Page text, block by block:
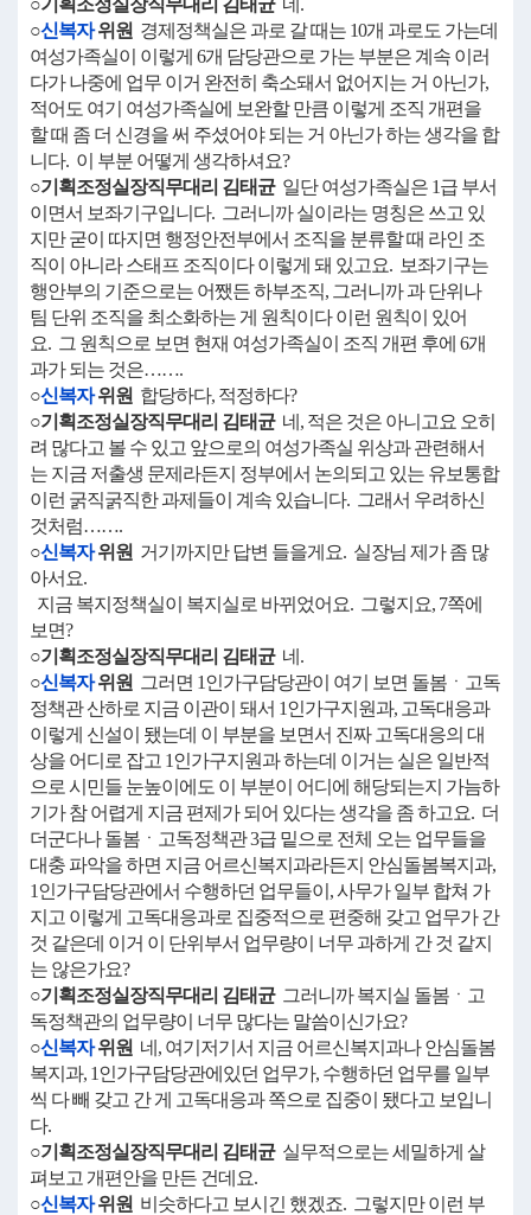
○기획조정실장직무대리 김태균네.
○신복자위원 경제정책실은 과로 갈 때는 10개 과로도 가는데
여성가족실이 이렇게 6개 담당관으로 가는 부분은 계속 이러
다가 나중에 업무 이거 완전히 축소돼서 없어지는 거 아닌가,
적어도 여기 여성가족실에 보완할 만큼 이렇게 조직 개편을
할 때 좀 더 신경을 써 주셨어야 되는 거 아닌가 하는 생각을 합
니다. 이 부분 어떻게 생각하셔요?
○기획조정실장직무대리 김태균일단 여성가족실은 1급 부서
이면서 보좌기구입니다. 그러니까 실이라는 명칭은 쓰고 있
지만 굳이 따지면 행정안전부에서 조직을 분류할 때 라인 조
직이 아니라 스태프 조직이다 이렇게 돼 있고요. 보좌기구는
행안부의 기준으로는 어쨌든 하부조직, 그러니까 과 단위나
팀 단위 조직을 최소화하는 게 원칙이다 이런 원칙이 있어
요. 그 원칙으로 보면 현재 여성가족실이 조직 개편 후에 6개
과가 되는 것은…….
○신복자위원 합당하다, 적정하다?
○기획조정실장직무대리 김태균네, 적은 것은 아니고요 오히
려 많다고 볼 수 있고 앞으로의 여성가족실 위상과 관련해서
는 지금 저출생 문제라든지 정부에서 논의되고 있는 유보통합
이런 굵직굵직한 과제들이 계속 있습니다. 그래서 우려하신
것처럼…….
○신복자위원 거기까지만 답변 들을게요. 실장님 제가 좀 많
아서요.
지금 복지정책실이 복지실로 바뀌었어요. 그렇지요, 7쪽에
보면?
○기획조정실장직무대리 김태균네.
○신복자위원 그러면 1인가구담당관이 여기 보면 돌봄ㆍ고독
정책관 산하로 지금 이관이 돼서 1인가구지원과, 고독대응과
이렇게 신설이 됐는데 이 부분을 보면서 진짜 고독대응의 대
상을 어디로 잡고 1인가구지원과 하는데 이거는 실은 일반적
으로 시민들 눈높이에도 이 부분이 어디에 해당되는지 가늠하
기가 참 어렵게 지금 편제가 되어 있다는 생각을 좀 하고요. 더
더군다나 돌봄ㆍ고독정책관 3급 밑으로 전체 오는 업무들을
대충 파악을 하면 지금 어르신복지과라든지 안심돌봄복지과,
1인가구담당관에서 수행하던 업무들이, 사무가 일부 합쳐 가
지고 이렇게 고독대응과로 집중적으로 편중해 갖고 업무가 간
것 같은데 이거 이 단위부서 업무량이 너무 과하게 간 것 같지
는 않은가요?
○기획조정실장직무대리 김태균그러니까 복지실 돌봄ㆍ고
독정책관의 업무량이 너무 많다는 말씀이신가요?
○신복자위원 네, 여기저기서 지금 어르신복지과나 안심돌봄
복지과, 1인가구담당관에있던 업무가, 수행하던 업무를 일부
씩 다 빼 갖고 간 게 고독대응과 쪽으로 집중이 됐다고 보입니
다.
○기획조정실장직무대리 김태균실무적으로는 세밀하게 살
펴보고 개편안을 만든 건데요.
○신복자위원 비슷하다고 보시긴 했겠죠. 그렇지만 이런 부